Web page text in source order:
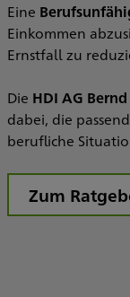
Eine
Einkommen
Ernstfall zu
Die HDI AG
dabei, die
berufliche
Zum